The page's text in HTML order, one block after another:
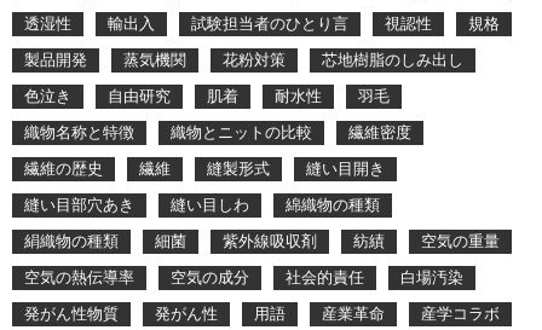
透湿性
輸出入 試験担当者のひとり言 視認性
規格
製品開発
蒸気機関 花粉対策
芯地樹脂のしみ出し
色泣き
自由研究 肌着 耐水性
羽毛
織物名称と特徴
織物とニットの比較
繊維密度
繊維の歴史
繊維 縫製形式
縫い目開き
縫い目部穴あき
縫い目しわ
綿織物の種類
絹織物の種類
細菌 紫外線吸収剤 紡績
空気の重量
空気の熱伝導率
空気の成分 社会的責任
白場汚染
発がん性物質
発がん性 用語 産業革命
産学コラボ